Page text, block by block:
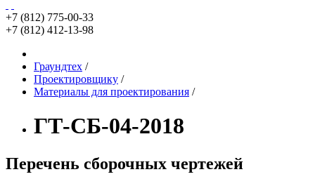
+7 (812) 775-00-33
+7 (812) 412-13-98
Граундтех /
Проектировщику /
Материалы для проектирования /
ГТ-СБ-04-2018
Перечень сборочных чертежей